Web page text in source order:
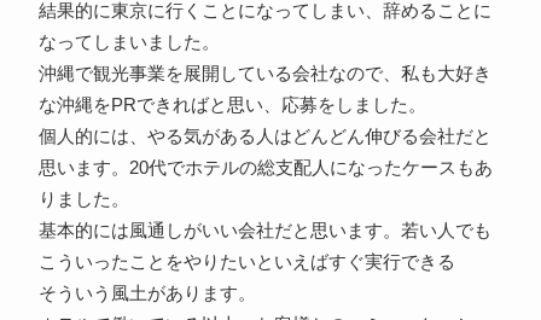
結果的に東京に行くことになってしまい、辞めることに
なってしまいました。
沖縄で観光事業を展開している会社なので、私も大好き
な沖縄をPRできればと思い、応募をしました。
個人的には、やる気がある人はどんどん伸びる会社だと
思います。20代でホテルの総支配人になったケースもあ
りました。
基本的には風通しがいい会社だと思います。若い人でも
こういったことをやりたいといえばすぐ実行できる
そういう風土があります。